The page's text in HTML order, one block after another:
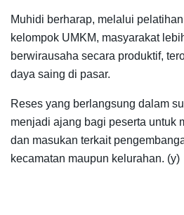
Muhidi berharap, melalui
kelompok UMKM, masyarakat
berwirausaha secara produktif,
daya saing di pasar.
Reses yang berlangsung dalam
menjadi ajang bagi peserta untuk
dan masukan terkait
kecamatan maupun kelurahan. (y)